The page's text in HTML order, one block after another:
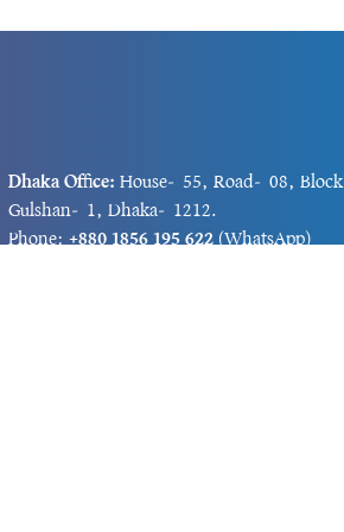
Dhaka Office: House-55, Road-08,
Gulshan-1, Dhaka-1212.
Phone:+880 1856 195 622(WhatsApp)